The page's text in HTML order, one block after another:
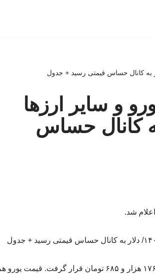
و سایر ارزها
۱۴۰۵/ دلار به کانال حساس
شد.
به گزارش وبلاگ علوم پزشکی، قیمت دلار در روز چهارشنبه در قیمت ۱۷۶ هزار و ۶۸۵ تومان قرار گرفت. قیمت